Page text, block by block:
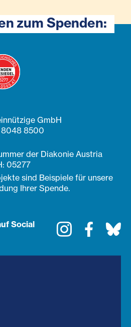
zum Spenden:
GmbH
8048 8500
der Diakonie Austria
05277
sind Beispiele für unsere
Ihrer Spende.
Social
Instagram